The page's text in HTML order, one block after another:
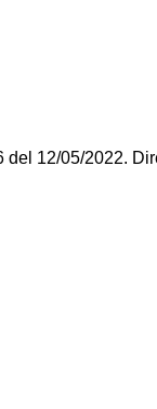
12/05/2022.